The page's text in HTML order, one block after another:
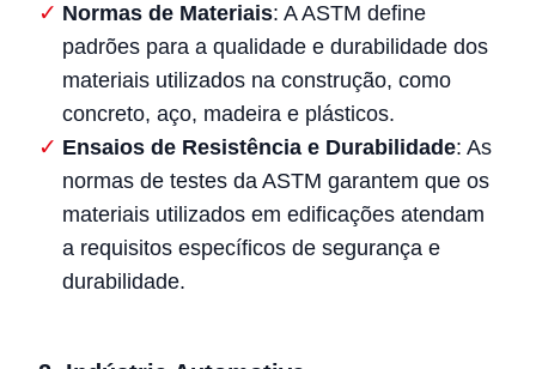
Normas de Materiais: A ASTM define
padrões para a qualidade e durabilidade dos
materiais utilizados na construção, como
concreto, aço, madeira e plásticos.
Ensaios de Resistência e Durabilidade: As
normas de testes da ASTM garantem que os
materiais utilizados em edificações atendam
a requisitos específicos de segurança e
durabilidade.